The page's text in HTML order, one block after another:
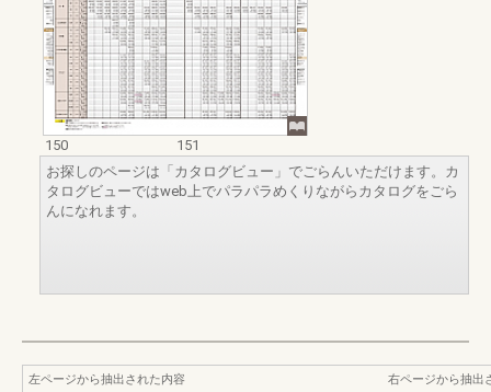
150
151
お探しのページは「カタログビュー」でごらんいただけます。カ
タログビューではweb上でパラパラめくりながらカタログをごら
んになれます。
左ページから抽出された内容
右ページから抽出